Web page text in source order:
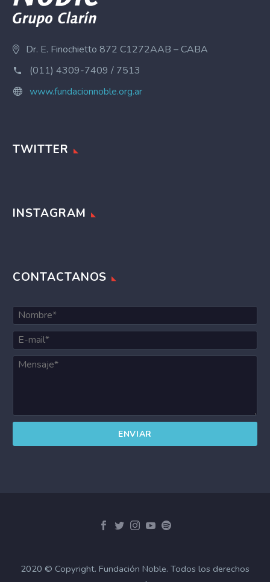
Dr. E. Finochietto 872 C1272AAB – CABA
(011) 4309-7409 / 7513
www.fundacionnoble.org.ar
TWITTER
INSTAGRAM
CONTACTANOS
2020 © Copyright. Fundación Noble. Todos los derechos